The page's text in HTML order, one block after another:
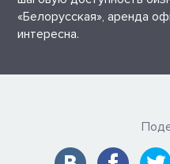
«Белорусская», аренда
интересна.